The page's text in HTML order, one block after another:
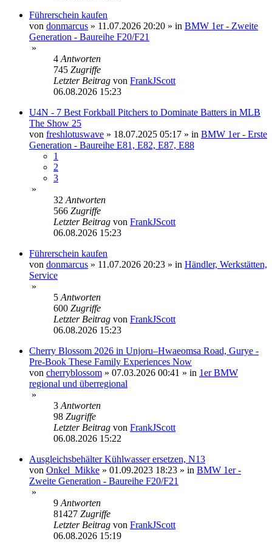
Führerschein kaufen
von donmarcus » 11.07.2026 20:20 » in BMW 1er - Zweite
Generation - Baureihe F20/F21
»
4 Antworten
745 Zugriffe
Letzter Beitrag von FrankJScott
06.08.2026 15:23
U4N - 7 Best Forkball Pitchers to Dominate Batters in MLB
The Show 25
von freshlotuswave » 18.07.2025 05:17 » in BMW 1er - Erste
Generation - Baureihe E81, E82, E87, E88
1
2
3
»
32 Antworten
566 Zugriffe
Letzter Beitrag von FrankJScott
06.08.2026 15:23
Führerschein kaufen
von donmarcus » 11.07.2026 20:23 » in Händler, Werkstätten,
Service
»
5 Antworten
600 Zugriffe
Letzter Beitrag von FrankJScott
06.08.2026 15:23
Cherry Blossom 2026 in Unjoru–Hwaeomsa Road, Gurye -
Pre-Book These Family Experiences Now
von cherryblossom » 07.03.2026 00:41 » in 1er BMW
regional und überregional
»
3 Antworten
98 Zugriffe
Letzter Beitrag von FrankJScott
06.08.2026 15:22
Ausgleichsbehälter Kühlwasser ersetzen, N13
von Onkel_Mikke » 01.09.2023 18:23 » in BMW 1er -
Zweite Generation - Baureihe F20/F21
»
9 Antworten
81427 Zugriffe
Letzter Beitrag von FrankJScott
06.08.2026 15:19